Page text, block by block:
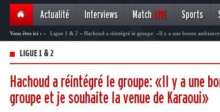
Actualité Interviews Match LIVE Sports
Vous êtes ici : » Ligue 1 & 2 » Hachoud a réintégré le groupe: «Il y a une bonne
Karaoui»
LIGUE 1 & 2
Hachoud a réintégré le groupe: «Il y a une
groupe et je souhaite la venue de Karaoui»